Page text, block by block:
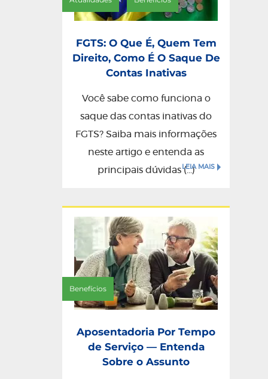
FGTS: O Que É, Quem Tem
Direito, Como É O Saque De
Contas Inativas
Você sabe como funciona o
saque das contas inativas do
FGTS? Saiba mais informações
neste artigo e entenda as
principais dúvidas (...)LEIA MAIS
Benefícios
Aposentadoria Por Tempo
de Serviço — Entenda
Sobre o Assunto